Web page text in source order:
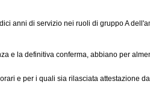
anni di servizio nei ruoli di gruppo A
e la definitiva conferma, abbiano per
e per i quali sia rilasciata attestazione